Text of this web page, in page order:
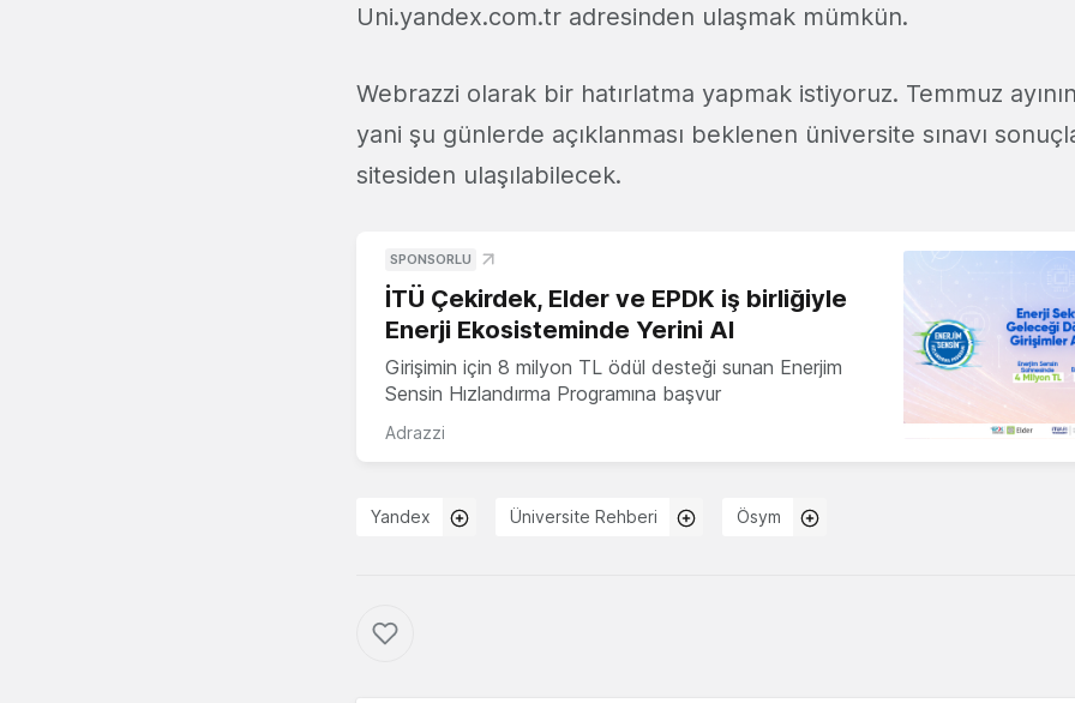
Uni.yandex.com.tr adresinden ulaşmak mümkün.
Webrazzi olarak bir hatırlatma yapmak istiyoruz. Temmuz
yani şu günlerde açıklanması beklenen üniversite sınavı
sitesiden ulaşılabilecek.
SPONSORLU
İTÜ Çekirdek, Elder ve EPDK iş birliğiyle
Enerji Ekosisteminde Yerini Al
Girişimin için 8 milyon TL ödül desteği sunan Enerjim
Sensin Hızlandırma Programına başvur
Adrazzi
Yandex Üniversite Rehberi Ösym